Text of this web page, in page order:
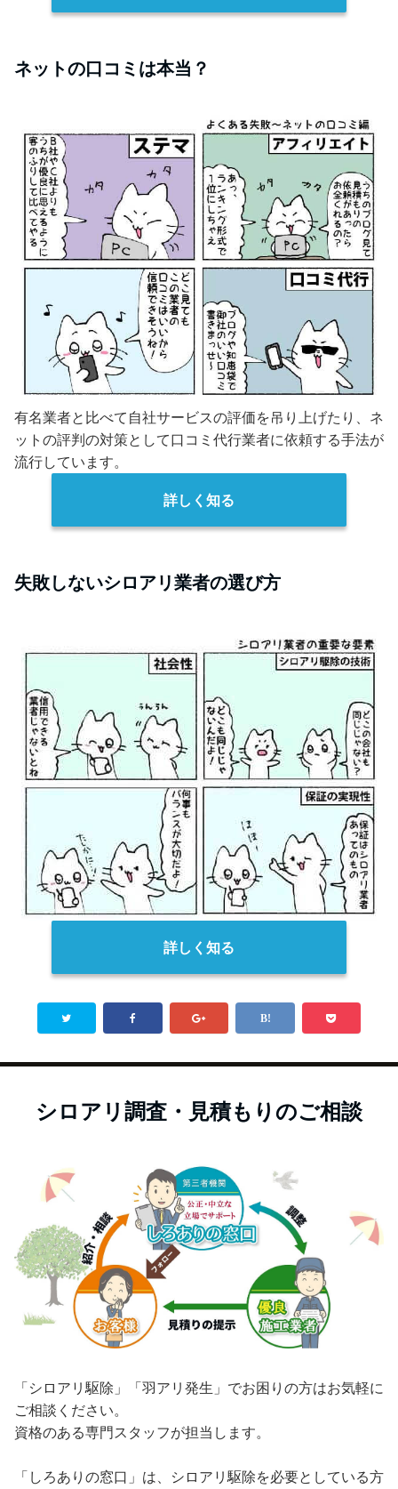
ネットの口コミは本当？
有名業者と比べて自社サービスの評価を吊り上げたり、ネ
ットの評判の対策として口コミ代行業者に依頼する手法が
流行しています。
詳しく知る
失敗しないシロアリ業者の選び方
詳しく知る
シロアリ調査・見積もりのご相談
「シロアリ駆除」「羽アリ発生」でお困りの方はお気軽に
ご相談ください。
資格のある専門スタッフが担当します。
「しろありの窓口」は、シロアリ駆除を必要としている方